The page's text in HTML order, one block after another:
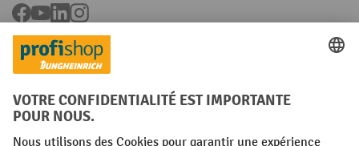
Facebook
YouTubeLinkedInInstagram
Langues
FR NL